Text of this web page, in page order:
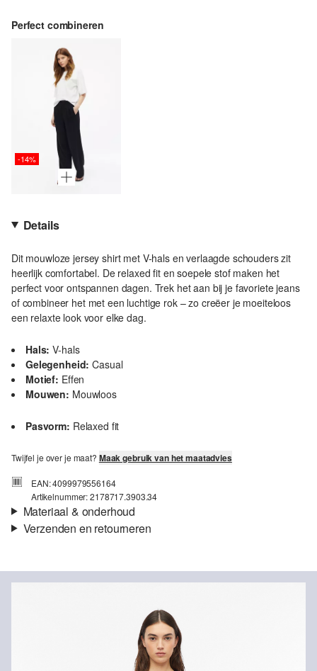
Perfect combineren
-14%
Details
Dit mouwloze jersey shirt met V-hals en verlaagde schouders zit
heerlijk comfortabel. De relaxed fit en soepele stof maken het
perfect voor ontspannen dagen. Trek het aan bij je favoriete jeans
of combineer het met een luchtige rok – zo creëer je moeiteloos
een relaxte look voor elke dag.
Hals: V-hals
Gelegenheid: Casual
Motief: Effen
Mouwen: Mouwloos
Pasvorm: Relaxed fit
Twijfel je over je maat? Maak gebruik van het maatadvies
EAN: 4099979556164
Artikelnummer: 2178717.3903.34
Materiaal & onderhoud
Materiaal: Viscosemix
Verzenden en retourneren
Je bestelling wordt binnen 3-5 werkdagen verzonden door bpost.
Je kunt je artikelen binnen 14 dagen gratis aan ons retourneren.